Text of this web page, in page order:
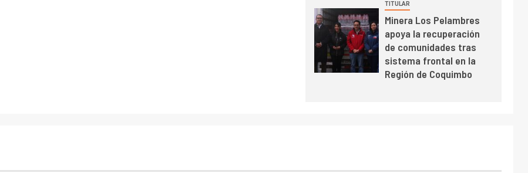
Codelco reporta Ebitda
de US$ 6.670 millones
y mejora sus
indicadores financieros
TITULAR
Minera Los Pelambres
apoya la recuperación
de comunidades tras
sistema frontal en la
Región de Coquimbo